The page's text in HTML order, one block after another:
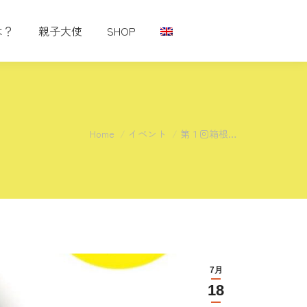
親子大使 SHOP
You are here:
Home イベント 第１回箱根…
7月
18